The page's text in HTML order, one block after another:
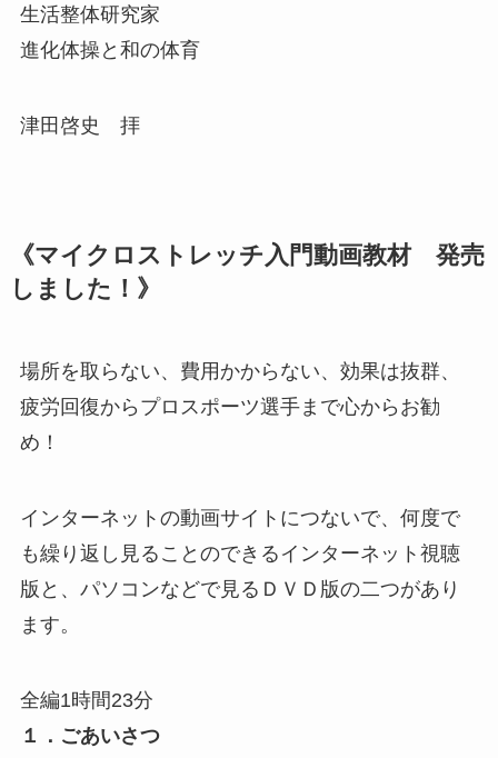
生活整体研究家
進化体操と和の体育
津田啓史 拝
《マイクロストレッチ入門動画教材 発売
しました！》
場所を取らない、費用かからない、効果は抜群、
疲労回復からプロスポーツ選手まで心からお勧
め！
インターネットの動画サイトにつないで、何度で
も繰り返し見ることのできるインターネット視聴
版と、パソコンなどで見るＤＶＤ版の二つがあり
ます。
全編1時間23分
１．ごあいさつ